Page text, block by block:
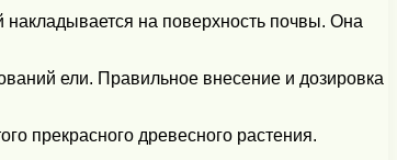
на поверхность почвы. Она
ели. Правильное внесение и дозировка
прекрасного древесного растения.